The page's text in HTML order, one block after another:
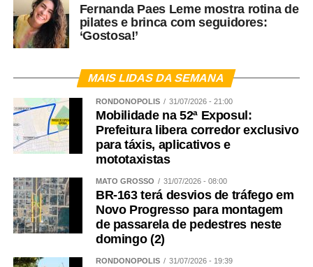
Fernanda Paes Leme mostra rotina de
pilates e brinca com seguidores:
‘Gostosa!’
MAIS LIDAS DA SEMANA
RONDONÓPOLIS 31/07/2026 - 21:00
Mobilidade na 52ª Exposul:
Prefeitura libera corredor exclusivo
para táxis, aplicativos e
mototaxistas
MATO GROSSO 31/07/2026 - 08:00
BR-163 terá desvios de tráfego em
Novo Progresso para montagem
de passarela de pedestres neste
domingo (2)
RONDONÓPOLIS 31/07/2026 - 19:39